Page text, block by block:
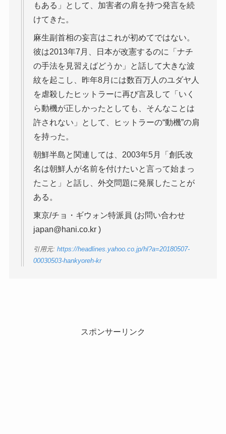
もある」として、加害者の肩を持つ発言を続
けてきた。
麻生副首相の妄言はこれが初めてではない。
彼は2013年7月、日本が改憲するのに「ナチ
の手法を見習えばどうか」と話して大きな波
紋を起こし、昨年8月には数百万人のユダヤ人
を虐殺したヒットラーに再び言及して「いく
ら動機が正しかったとしても、そんなことは
許されない」として、ヒットラーの“動機”の肩
を持った。
朝鮮半島と関連しては、2003年5月「創氏改
名は朝鮮人が名前を付けたいと言って始まっ
たこと」と話し、外交問題に発展したことが
ある。
東京/チョ・ギウォン特派員 (お問い合わせ
japan@hani.co.kr )
引用元: https://headlines.yahoo.co.jp/hl?a=20180507-
00030503-hankyoreh-kr
スポンサーリンク